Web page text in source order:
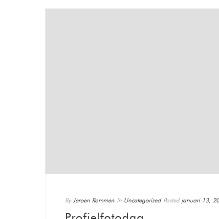
By Jeroen Rommen In Uncategorized Posted januari 13,
Profielfotodag